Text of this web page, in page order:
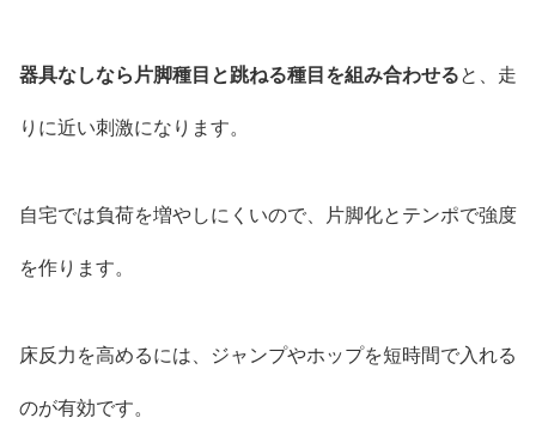
器具なしなら片脚種目と跳ねる種目を組み合わせると、走
りに近い刺激になります。
自宅では負荷を増やしにくいので、片脚化とテンポで強度
を作ります。
床反力を高めるには、ジャンプやホップを短時間で入れる
のが有効です。